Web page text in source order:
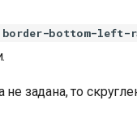
border-bottom-left-
не задана, то